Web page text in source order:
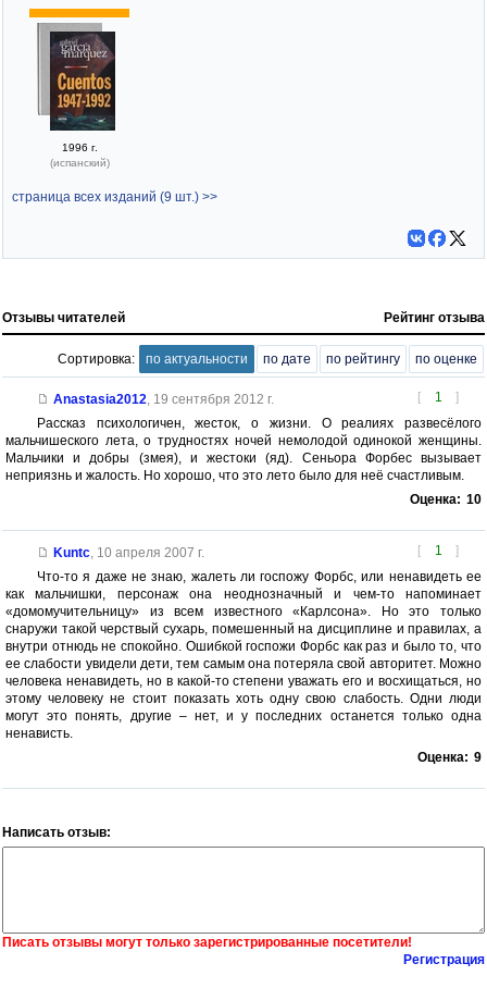
1996 г.
(испанский)
страница всех изданий (9 шт.) >>
Отзывы читателей Рейтинг отзыва
Сортировка: по актуальности по дате по рейтингу по оценке
[ 1 ]
Anastasia2012 19 сентября 2012 г.
Рассказ психологичен, жесток, о жизни. О реалиях развесёлого
мальчишеского лета, о трудностях ночей немолодой одинокой женщины.
Мальчики и добры (змея), и жестоки (яд). Сеньора Форбес вызывает
неприязнь и жалость. Но хорошо, что это лето было для неё счастливым.
Оценка: 10
[ 1 ]
Kuntc, 10 апреля 2007 г.
Что-то я даже не знаю, жалеть ли госпожу Форбс, или ненавидеть ее
как мальчишки, персонаж она неоднозначный и чем-то напоминает
«домомучительницу» из всем известного «Карлсона». Но это только
снаружи такой черствый сухарь, помешенный на дисциплине и правилах, а
внутри отнюдь не спокойно. Ошибкой госпожи Форбс как раз и было то, что
ее слабости увидели дети, тем самым она потеряла свой авторитет. Можно
человека ненавидеть, но в какой-то степени уважать его и восхищаться, но
этому человеку не стоит показать хоть одну свою слабость. Одни люди
могут это понять, другие – нет, и у последних останется только одна
ненависть.
Оценка: 9
Написать отзыв:
Писать отзывы могут только зарегистрированные посетители!
Регистрация